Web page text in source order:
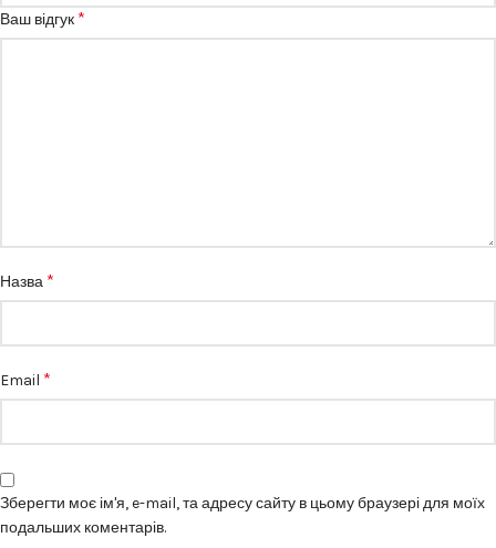
Ваш відгук *
Назва *
Email *
Зберегти моє ім'я, e-mail, та адресу сайту в цьому браузері для моїх
подальших коментарів.